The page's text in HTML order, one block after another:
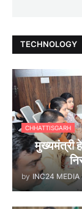
TECHNOLOGY
CHHATTISGARH
मुख्यमंत्री
by INC24 MEDIA